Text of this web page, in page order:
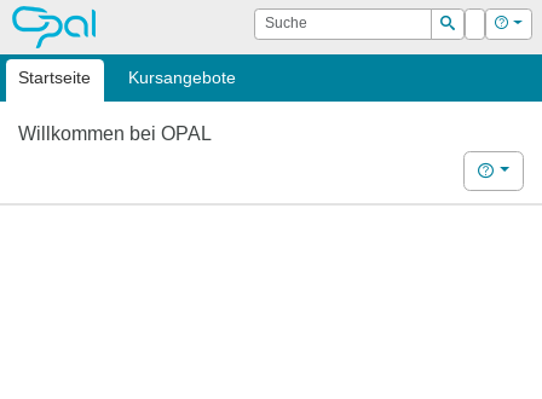
OPAL Suche
Suchen
Login Hilfe
Startseite Kursangebote
Willkommen bei OPAL
Hilfe